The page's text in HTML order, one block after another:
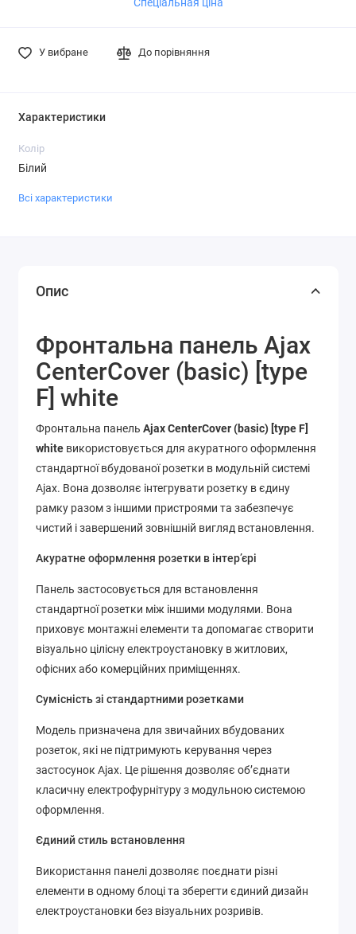
Спеціальная ціна
У вибране До порівняння
Характеристики
Колір
Білий
Всі характеристики
Опис
Фронтальна панель Ajax
CenterCover (basic) [type
F] white
Фронтальна панель Ajax CenterCover (basic) [type F]
white використовується для акуратного оформлення
стандартної вбудованої розетки в модульній системі
Ajax. Вона дозволяє інтегрувати розетку в єдину
рамку разом з іншими пристроями та забезпечує
чистий і завершений зовнішній вигляд встановлення.
Акуратне оформлення розетки в інтер’єрі
Панель застосовується для встановлення
стандартної розетки між іншими модулями. Вона
приховує монтажні елементи та допомагає створити
візуально цілісну електроустановку в житлових,
офісних або комерційних приміщеннях.
Сумісність зі стандартними розетками
Модель призначена для звичайних вбудованих
розеток, які не підтримують керування через
застосунок Ajax. Це рішення дозволяє об’єднати
класичну електрофурнітуру з модульною системою
оформлення.
Єдиний стиль встановлення
Використання панелі дозволяє поєднати різні
елементи в одному блоці та зберегти єдиний дизайн
електроустановки без візуальних розривів.